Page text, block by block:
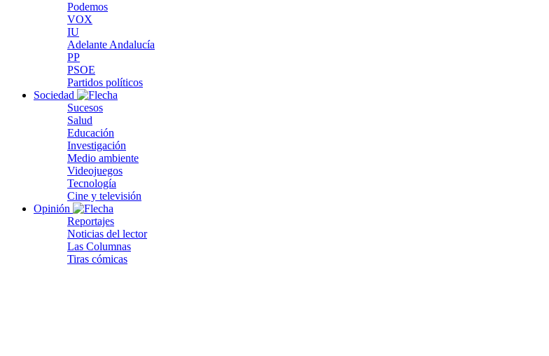
Podemos
VOX
IU
Adelante Andalucía
PP
PSOE
Partidos políticos
Sociedad
Sucesos
Salud
Educación
Investigación
Medio ambiente
Videojuegos
Tecnología
Cine y televisión
Opinión
Reportajes
Noticias del lector
Las Columnas
Tiras cómicas